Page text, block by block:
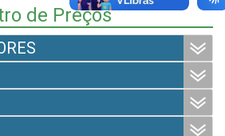
de Preços